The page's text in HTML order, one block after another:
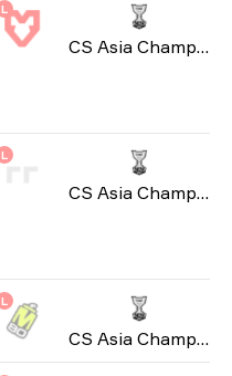
L
CS Asia Championships 2026
L
CS Asia Championships 2026
L
CS Asia Championships 2026